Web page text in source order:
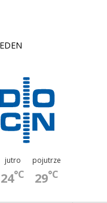
jutro
24°C
pojutrze
29°C